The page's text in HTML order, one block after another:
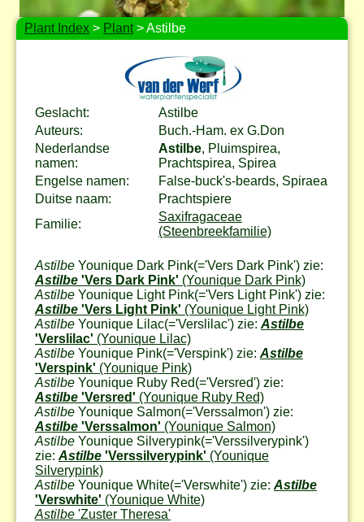
Plant Index > Plant> Astilbe
Geslacht:
Astilbe
Auteurs:
Buch.-Ham. ex G.Don
Nederlandse
namen:
Astilbe, Pluimspirea,
Prachtspirea, Spirea
Engelse namen:
False-buck's-beards, Spiraea
Duitse naam:
Prachtspiere
Familie:
Saxifragaceae
(Steenbreekfamilie)
Astilbe Younique Dark Pink(='Vers Dark Pink') zie:
Astilbe 'Vers Dark Pink' (Younique Dark Pink)
Astilbe Younique Light Pink(='Vers Light Pink') zie:
Astilbe 'Vers Light Pink' (Younique Light Pink)
Astilbe Younique Lilac(='Verslilac') zie: Astilbe
'Verslilac' (Younique Lilac)
Astilbe Younique Pink(='Verspink') zie: Astilbe
'Verspink' (Younique Pink)
Astilbe Younique Ruby Red(='Versred') zie:
Astilbe 'Versred' (Younique Ruby Red)
Astilbe Younique Salmon(='Verssalmon') zie:
Astilbe 'Verssalmon' (Younique Salmon)
Astilbe Younique Silverypink(='Verssilverypink')
zie: Astilbe 'Verssilverypink' (Younique
Silverypink)
Astilbe Younique White(='Verswhite') zie: Astilbe
'Verswhite' (Younique White)
Astilbe 'Zuster Theresa'